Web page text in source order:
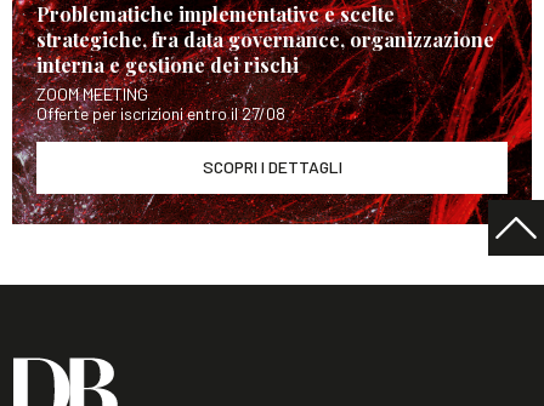
Problematiche implementative e scelte
strategiche, fra data governance, organizzazione
interna e gestione dei rischi
ZOOM MEETING
Offerte per iscrizioni entro il 27/08
SCOPRI I DETTAGLI